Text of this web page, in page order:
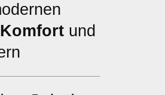
Komfort und